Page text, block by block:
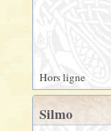
Hors ligne
Silmo